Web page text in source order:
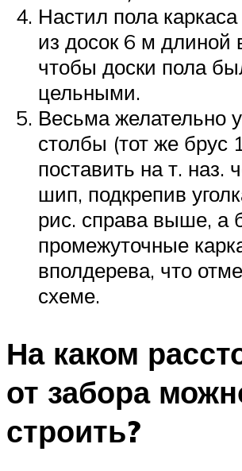
Настил пола
из досок 6 м длиной
чтобы доски пола
цельными.
Весьма желательно
столбы (тот же брус
поставить на т. наз.
шип, подкрепив
рис. справа выше, а
промежуточные
вполдерева, что
схеме.
На каком
от забора
строить?